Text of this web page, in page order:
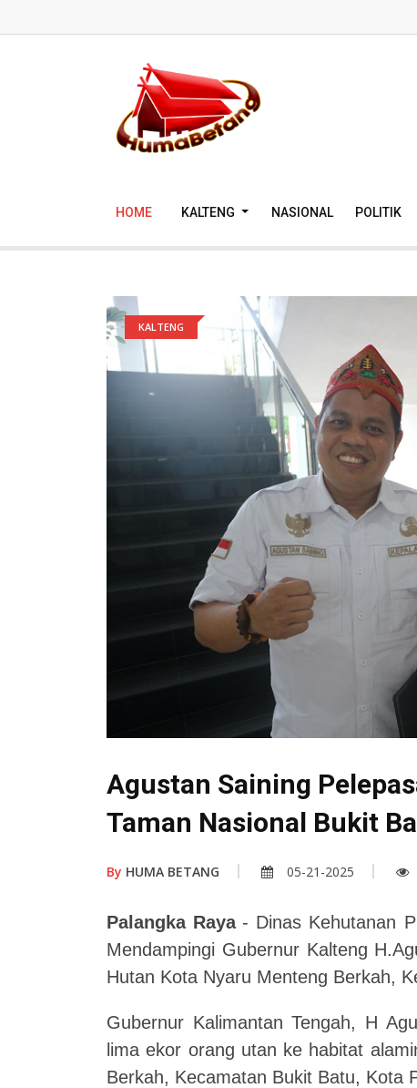
HOME KALTENG NASIONAL POLITIK
KALTENG
Agustan Saining
Taman Nasional Bukit
By HUMA BETANG 05-21-2025
Palangka Raya - Dinas Kehutanan
Mendampingi Gubernur Kalteng
Hutan Kota Nyaru Menteng Berkah,
Gubernur Kalimantan Tengah, H
lima ekor orang utan ke habitat
Berkah, Kecamatan Bukit Batu, Kota